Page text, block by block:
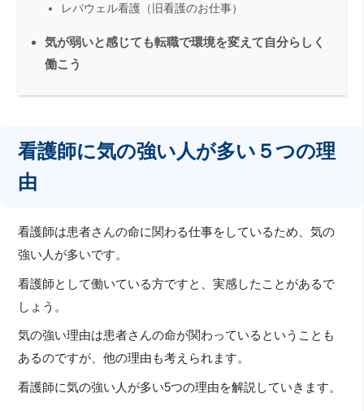
レバウェル看護（旧看護のお仕事）
気が弱いと感じても転職で環境を変えて自分らしく
働こう
看護師に気の強い人が多い５つの理
由
看護師は患者さんの命に関わる仕事をしているため、気の
強い人が多いです。
看護師として働いている方ですと、実感したことがあるで
しょう。
気の強い理由は患者さんの命が関わっているということも
あるのですが、他の理由も考えられます。
看護師に気の強い人が多い5つの理由を解説していきます。